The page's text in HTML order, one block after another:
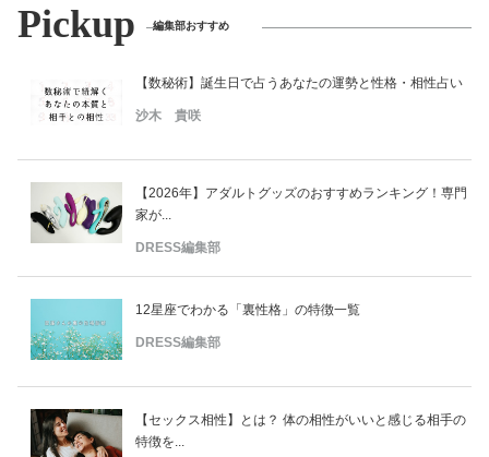
Pickup 編集部おすすめ
【数秘術】誕生日で占うあなたの運勢と性格・相性占い
沙木 貴咲
【2026年】アダルトグッズのおすすめランキング！専門
家が...
DRESS編集部
12星座でわかる「裏性格」の特徴一覧
DRESS編集部
【セックス相性】とは？ 体の相性がいいと感じる相手の
特徴を...